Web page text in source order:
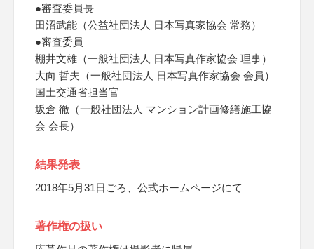
●審査委員長
田沼武能（公益社団法人 日本写真家協会 常務）
●審査委員
棚井文雄（一般社団法人 日本写真作家協会 理事）
大向 哲夫（一般社団法人 日本写真作家協会 会員）
国土交通省担当官
坂倉 徹（一般社団法人 マンション計画修繕施工協
会 会長）
結果発表
2018年5月31日ごろ、公式ホームページにて
著作権の扱い